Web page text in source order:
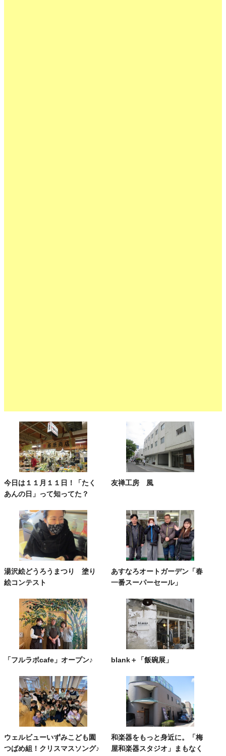
今日は１１月１１日！「たく
あんの日」って知ってた？
友禅工房 風
湯沢絵どうろうまつり 塗り
絵コンテスト
あすなろオートガーデン「春
一番スーパーセール」
「フルラボcafe」オープン♪ blank＋「飯碗展」
ウェルビューいずみこども園
つばめ組！クリスマスソング♪
和楽器をもっと身近に。「梅
屋和楽器スタジオ」まもなく